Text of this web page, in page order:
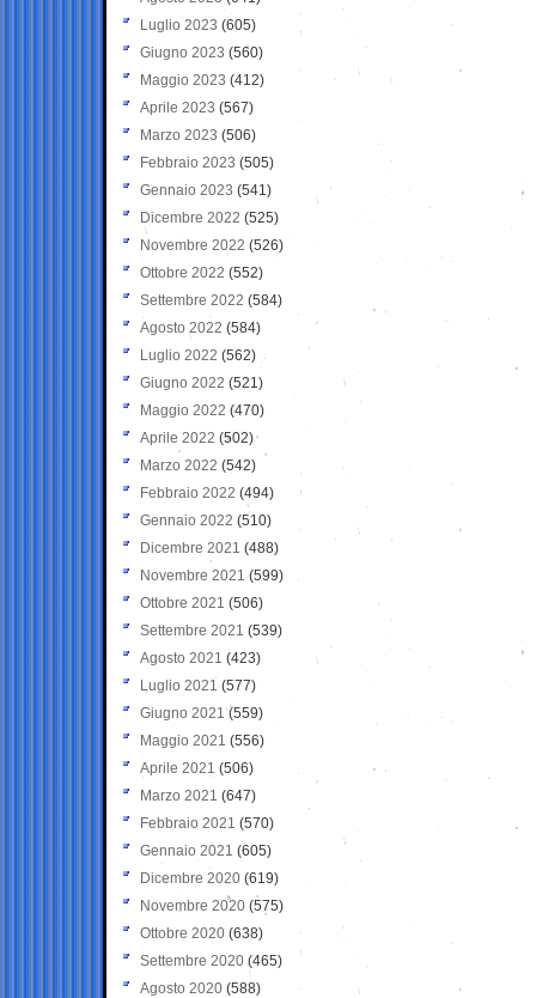
Luglio 2023 (605)
Giugno 2023 (560)
Maggio 2023 (412)
Aprile 2023 (567)
Marzo 2023 (506)
Febbraio 2023 (505)
Gennaio 2023 (541)
Dicembre 2022 (525)
Novembre 2022 (526)
Ottobre 2022 (552)
Settembre 2022 (584)
Agosto 2022 (584)
Luglio 2022 (562)
Giugno 2022 (521)
Maggio 2022 (470)
Aprile 2022 (502)
Marzo 2022 (542)
Febbraio 2022 (494)
Gennaio 2022 (510)
Dicembre 2021 (488)
Novembre 2021 (599)
Ottobre 2021 (506)
Settembre 2021 (539)
Agosto 2021 (423)
Luglio 2021 (577)
Giugno 2021(559)
Maggio 2021 (556)
Aprile 2021 (506)
Marzo 2021 (647)
Febbraio 2021 (570)
Gennaio 2021 (605)
Dicembre 2020 (619)
Novembre 2020 (575)
Ottobre 2020 (638)
Settembre 2020(465)
Agosto 2020 (588)